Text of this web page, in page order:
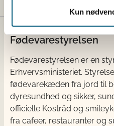
Kun
Fødevarestyrelsen
Fødevarestyrelsen er en
Erhvervsministeriet.
fødevarekæden fra jord til
dyresundhed og sikker,
officielle Kostråd og
fra cafeer, restauranter og